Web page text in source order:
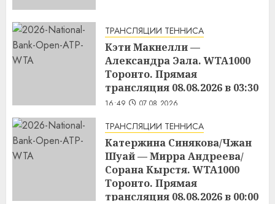
ТРАНСЛЯЦИИ ТЕННИСА
Кэти Макнелли —
Александра Эала. WTA1000
Торонто. Прямая
трансляция 08.08.2026 в 03:30
16:49 07.08.2026
ТРАНСЛЯЦИИ ТЕННИСА
Катержина Синякова/Чжан
Шуай — Мирра Андреева/
Сорана Кырстя. WTA1000
Торонто. Прямая
трансляция 08.08.2026 в 00:00